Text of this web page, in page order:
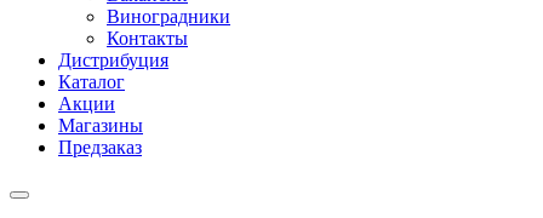
Виноградники
Контакты
Дистрибуция
Каталог
Акции
Магазины
Предзаказ